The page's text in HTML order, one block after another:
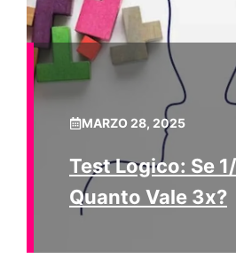
MARZO 28, 2025
Test Logico: Se
Quanto Vale 3x?